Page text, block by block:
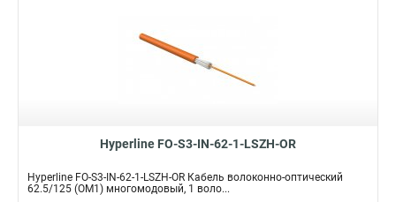
Hyperline FO-S3-IN-62-1-LSZH-OR
Hyperline FO-S3-IN-62-1-LSZH-OR Кабель волоконно-оптический
62.5/125 (OM1) многомодовый, 1 воло...